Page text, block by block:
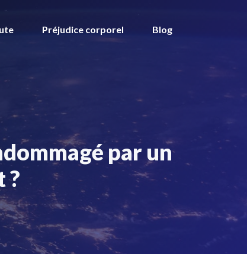
Préjudice corporel Blog
par un
?